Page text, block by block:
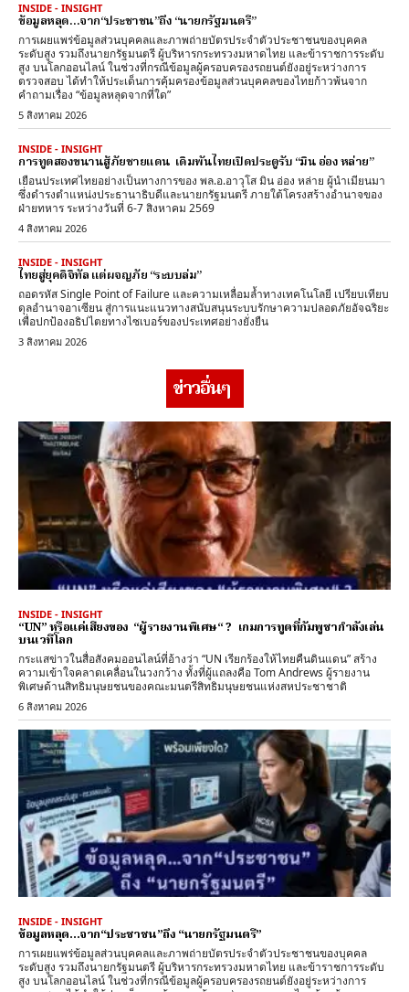
INSIDE - INSIGHT
ข้อมูลหลุด…จาก“ประชาชน”ถึง “นายกรัฐมนตรี”
การเผยแพร่ข้อมูลส่วนบุคคลและภาพถ่ายบัตรประจำตัวประชาชนของบุคคล
ระดับสูง รวมถึงนายกรัฐมนตรี ผู้บริหารกระทรวงมหาดไทย และข้าราชการระดับ
สูง บนโลกออนไลน์ ในช่วงที่กรณีข้อมูลผู้ครอบครองรถยนต์ยังอยู่ระหว่างการ
ตรวจสอบ ได้ทำให้ประเด็นการคุ้มครองข้อมูลส่วนบุคคลของไทยก้าวพ้นจาก
คำถามเรื่อง “ข้อมูลหลุดจากที่ใด”
5 สิงหาคม 2026
INSIDE - INSIGHT
การทูตสองขนานสู้ภัยชายแดน เดิมพันไทยเปิดประตูรับ “มิน อ่อง หล่าย”
เยือนประเทศไทยอย่างเป็นทางการของ พล.อ.อาวุโส มิน อ่อง หล่าย ผู้นำเมียนมา
ซึ่งดำรงตำแหน่งประธานาธิบดีและนายกรัฐมนตรี ภายใต้โครงสร้างอำนาจของ
ฝ่ายทหาร ระหว่างวันที่ 6-7 สิงหาคม 2569
4 สิงหาคม 2026
INSIDE - INSIGHT
ไทยสู่ยุคดิจิทัล แต่ผจญภัย “ระบบล่ม”
ถอดรหัส Single Point of Failure และความเหลื่อมล้ำทางเทคโนโลยี เปรียบเทียบ
ดุลอำนาจอาเซียน สู่การแนะแนวทางสนับสนุนระบบรักษาความปลอดภัยอัจฉริยะ
เพื่อปกป้องอธิปไตยทางไซเบอร์ของประเทศอย่างยั่งยืน
3 สิงหาคม 2026
ข่าวอื่นๆ
INSIDE - INSIGHT
“UN” หรือแค่เสียงของ “ผู้รายงานพิเศษ“ ? เกมการทูตที่กัมพูชากำลังเล่น
บนเวทีโลก
กระแสข่าวในสื่อสังคมออนไลน์ที่อ้างว่า “UN เรียกร้องให้ไทยคืนดินแดน” สร้าง
ความเข้าใจคลาดเคลื่อนในวงกว้าง ทั้งที่ผู้แถลงคือ Tom Andrews ผู้รายงาน
พิเศษด้านสิทธิมนุษยชนของคณะมนตรีสิทธิมนุษยชนแห่งสหประชาชาติ
6 สิงหาคม 2026
INSIDE - INSIGHT
ข้อมูลหลุด…จาก“ประชาชน”ถึง “นายกรัฐมนตรี”
การเผยแพร่ข้อมูลส่วนบุคคลและภาพถ่ายบัตรประจำตัวประชาชนของบุคคล
ระดับสูง รวมถึงนายกรัฐมนตรี ผู้บริหารกระทรวงมหาดไทย และข้าราชการระดับ
สูง บนโลกออนไลน์ ในช่วงที่กรณีข้อมูลผู้ครอบครองรถยนต์ยังอยู่ระหว่างการ